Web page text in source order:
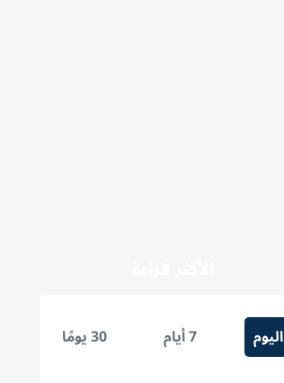
اليوم 7 أيام 30 يومًا